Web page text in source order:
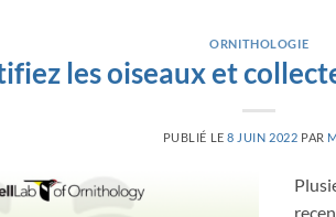
ORNITHOLOGIE
les oiseaux et
PUBLIÉ LE8 JUIN 2022 PAR